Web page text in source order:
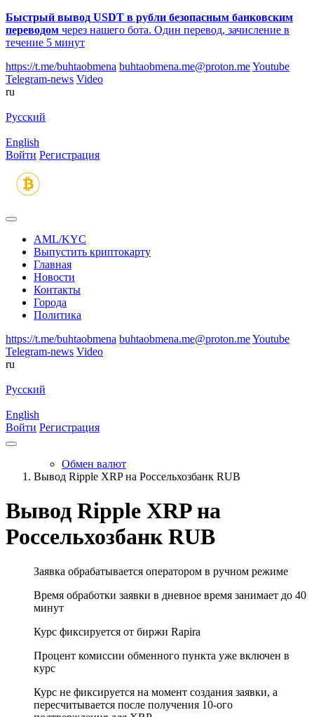
Быстрый вывод USDT в рубли безопасным банковским
переводом через нашего бота. Один перевод, зачисление в
течение 5 минут
https://t.me/buhtaobmena buhtaobmena.me@proton.meYoutube
Telegram-news Video
ru
Русский
English
Войти Регистрация
AML/KYC
Выпустить криптокарту
Главная
Новости
Контакты
Города
Политика
https://t.me/buhtaobmena buhtaobmena.me@proton.meYoutube
Telegram-news Video
ru
Русский
English
Войти Регистрация
Обмен валют
Вывод Ripple XRP на Россельхозбанк RUB
Вывод Ripple XRP на
Россельхозбанк RUB
Заявка обрабатывается оператором в ручном режиме
Время обработки заявки в дневное время занимает до 40
минут
Курс фиксируется от биржи Rapira
Процент комиссии обменного пункта уже включен в
курс
Курс не фиксируется на момент создания заявки, а
пересчитывается после получения 10-ого